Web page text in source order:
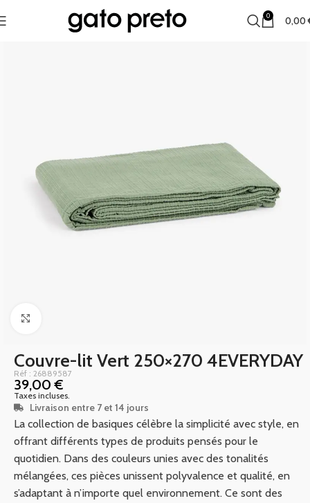
0 0,00
Couvre-lit Vert 250×270 4EVERYDAY
Réf : 26889587
39,00€
Taxes incluses.
Livraison entre 7 et 14 jours
La collection de basiques célèbre la simplicité avec style, en
offrant différents types de produits pensés pour le
quotidien. Dans des couleurs unies avec des tonalités
mélangées, ces pièces unissent polyvalence et qualité, en
s’adaptant à n’importe quel environnement. Ce sont des